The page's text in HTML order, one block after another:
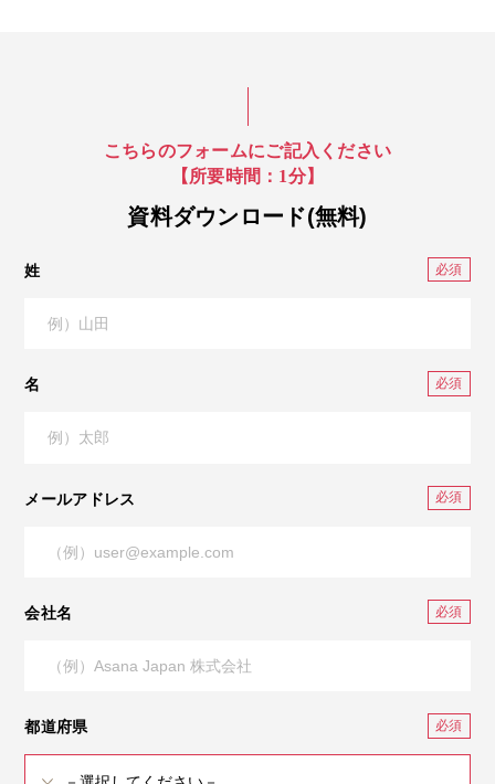
こちらのフォームにご記入ください
【所要時間：1分】
資料ダウンロード(無料)
姓
名
メールアドレス
会社名
都道府県